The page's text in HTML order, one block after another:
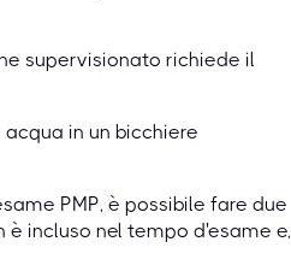
supervisionato richiede il
acqua in un bicchiere
PMP, è possibile fare due
incluso nel tempo d'esame e,